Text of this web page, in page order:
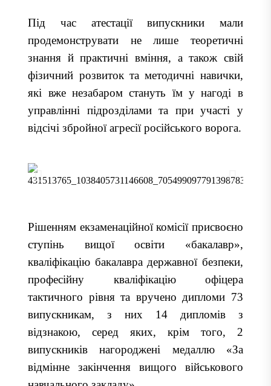
Під час атестації випускники мали
продемонструвати не лише теоретичні
знання й практичні вміння, а також свій
фізичний розвиток та методичні навички,
які вже незабаром стануть їм у нагоді в
управлінні підрозділами та при участі у
відсічі збройної агресії російського ворога.
Рішенням екзаменаційної комісії присвоєно
ступінь вищої освіти «бакалавр»,
кваліфікацію бакалавра державної безпеки,
професійну кваліфікацію офіцера
тактичного рівня та вручено дипломи 73
випускникам, з них 14 дипломів з
відзнакою, серед яких, крім того, 2
випускників нагороджені медаллю «За
відмінне закінчення вищого військового